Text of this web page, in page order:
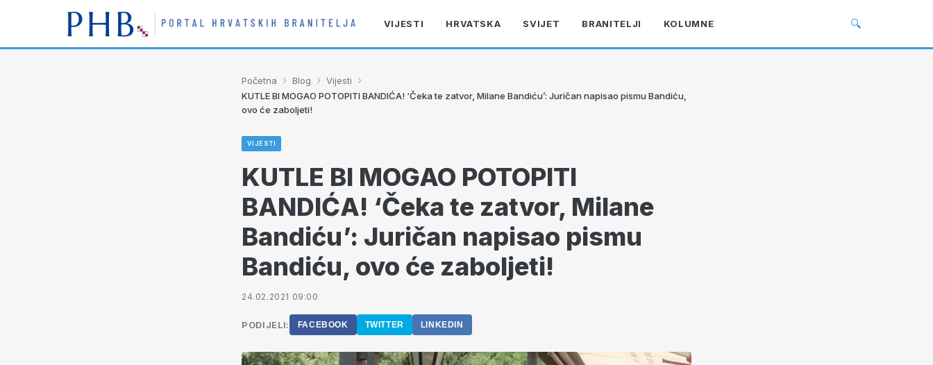
VIJESTI HRVATSKA SVIJET BRANITELJI KOLUMNE 🔍
Početna › Blog › Vijesti ›
KUTLE BI MOGAO POTOPITI BANDIĆA! ‘Čeka te zatvor, Milane Bandiću’: Juričan napisao pismu Bandiću,
ovo će zaboljeti!
VIJESTI
KUTLE BI MOGAO POTOPITI
BANDIĆA! ‘Čeka te zatvor, Milane
Bandiću’: Juričan napisao pismu
Bandiću, ovo će zaboljeti!
24.02.2021 09:00
PODIJELI: FACEBOOK TWITTER LINKEDIN